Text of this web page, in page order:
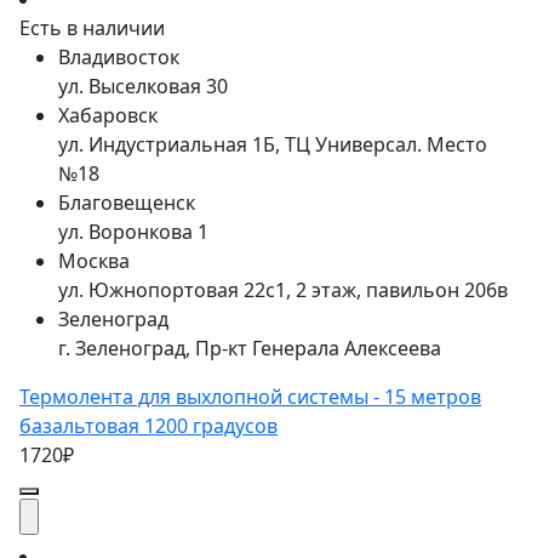
Есть в наличии
Владивосток
ул. Выселковая 30
Хабаровск
ул. Индустриальная 1Б, ТЦ Универсал. Место
№18
Благовещенск
ул. Воронкова 1
Москва
ул. Южнопортовая 22с1, 2 этаж, павильон 206в
Зеленоград
г. Зеленоград, Пр-кт Генерала Алексеева
Термолента для выхлопной системы - 15 метров
базальтовая 1200 градусов
1720₽